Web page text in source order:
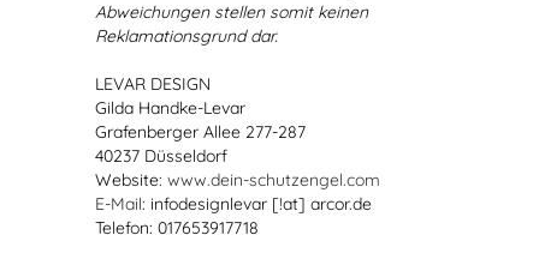
Abweichungen stellen somit keinen
Reklamationsgrund dar.
LEVAR DESIGN
Gilda Handke-Levar
Grafenberger Allee 277-287
40237 Düsseldorf
Website: www.dein-schutzengel.com
E-Mail: infodesignlevar [!at] arcor.de
Telefon: 017653917718